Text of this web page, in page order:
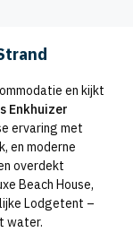
en kijkt
Enkhuizer
ervaring met
en moderne
overdekt
Beach House,
Lodgetent –
water.